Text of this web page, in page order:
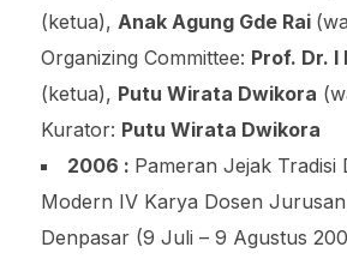
(ketua), Anak Agung Gde Rai
Organizing Committee: Prof. Dr. I
(ketua), Putu Wirata Dwikora
Kurator: Putu Wirata Dwikora
2006 : Pameran Jejak Tradisi
Modern IV Karya Dosen
Denpasar (9 Juli – 9 Agustus